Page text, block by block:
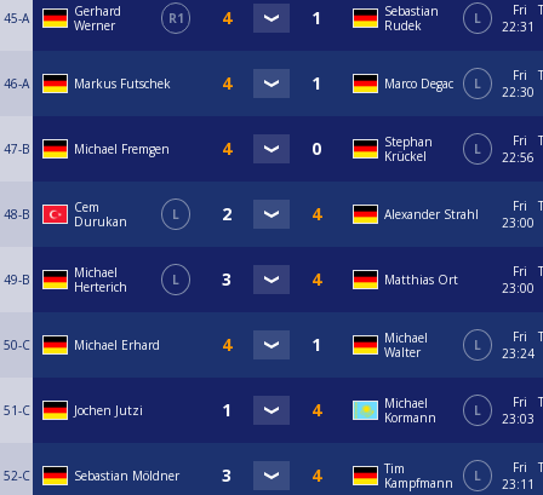
45-A
Gerhard
Werner
R1
Sebastian
Rudek
L
Fri
22:31
46-A Markus Futschek Marco Degac L
Fri
22:30
47-B Michael Fremgen
Stephan
Krückel
L
Fri
22:56
48-B
Cem
Durukan
L Alexander Strahl
Fri
23:00
49-B
Michael
Herterich
L Matthias Ort
Fri
23:00
50-C Michael Erhard
Michael
Walter
L
Fri
23:24
51-C Jochen Jutzi
Michael
Kormann
L
Fri
23:03
52-C Sebastian Möldner
Tim
Kampfmann
L
Fri
23:11